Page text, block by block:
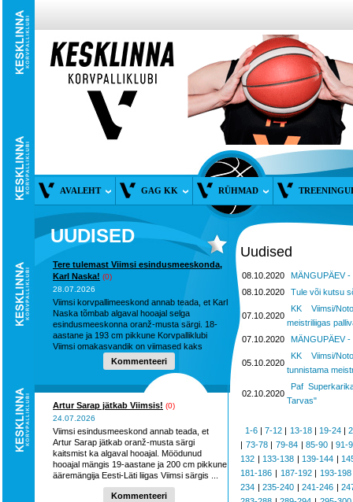
AVALEHT GAG KK RÜHMAD
UUDISED
Tere tulemast Viimsi esindusmeeskonda,
Karl Naska! (0)
28.07.2026
Viimsi korvpallimeeskond annab teada, et Karl
Naska tõmbab algaval hooajal selga
esindusmeeskonna oranž-musta särgi. 18-
aastane ja 193 cm pikkune Korvpalliklubi
Viimsi omakasvandik on viimased kaks
Kommenteeri
Artur Sarap jätkab Viimsis! (0)
24.07.2026
Viimsi esindusmeeskond annab teada, et
Artur Sarap jätkab oranž-musta särgi
kaitsmist ka algaval hooajal. Möödunud
hooajal mängis 19-aastane ja 200 cm pikkune
ääremängija Eesti-Läti liigas Viimsi särgis ...
Kommenteeri
Uudised
08.10.2020
MÄNGUPÄEV -
08.10.2020
Tule või kutsu
07.10.2020
KK Viimsi/
meistriliigas
07.10.2020
MÄNGUPÄEV
05.10.2020
KK Viimsi/
tunnistama
02.10.2020
Paf
Tarvas"
1-6 |7-12 | 13-18| 19-24|
| 73-78| 79-84|85-90 |91-
132 | 133-138 | 139-144 |
181-186 | 187-192| 193-198
234 |235-240 |241-246 |